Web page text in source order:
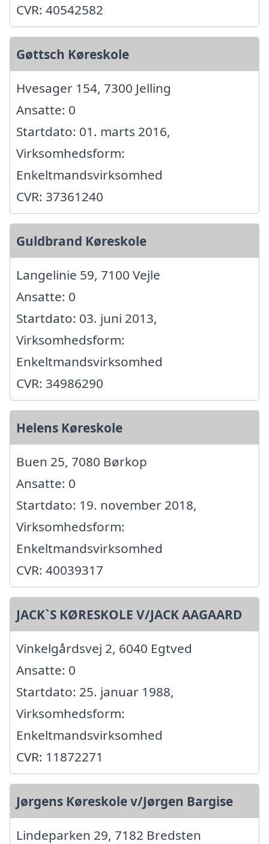
CVR: 40542582
Gøttsch Køreskole
Hvesager 154, 7300 Jelling
Ansatte: 0
Startdato: 01. marts 2016,
Virksomhedsform:
Enkeltmandsvirksomhed
CVR: 37361240
Guldbrand Køreskole
Langelinie 59, 7100 Vejle
Ansatte: 0
Startdato: 03. juni 2013,
Virksomhedsform:
Enkeltmandsvirksomhed
CVR: 34986290
Helens Køreskole
Buen 25, 7080 Børkop
Ansatte: 0
Startdato: 19. november 2018,
Virksomhedsform:
Enkeltmandsvirksomhed
CVR: 40039317
JACK`S KØRESKOLE V/JACK AAGAARD
Vinkelgårdsvej 2, 6040 Egtved
Ansatte: 0
Startdato: 25. januar 1988,
Virksomhedsform:
Enkeltmandsvirksomhed
CVR: 11872271
Jørgens Køreskole v/Jørgen Bargise
Lindeparken 29, 7182 Bredsten